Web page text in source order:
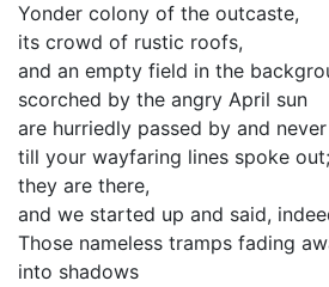
Yonder colony of the outcaste,
its crowd of rustic roofs,
and an empty field in the
scorched by the angry April sun
are hurriedly passed by and
till your wayfaring lines spoke out;
they are there,
and we started up and said,
Those nameless tramps fading
into shadows